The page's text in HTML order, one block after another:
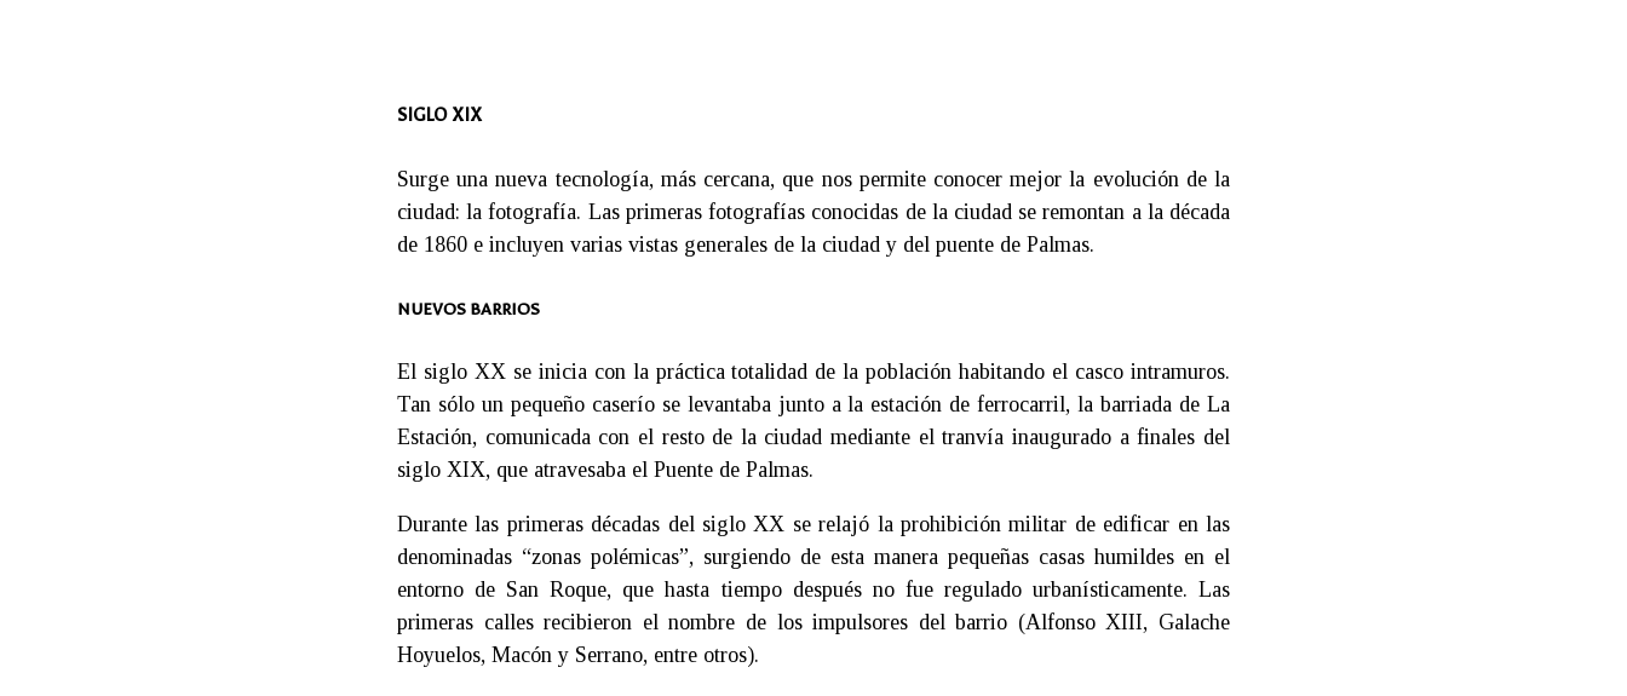
SIGLO XIX
Surge una nueva tecnología, más cercana, que nos permite conocer mejor la evolución de la
ciudad: la fotografía. Las primeras fotografías conocidas de la ciudad se remontan a la década
de 1860 e incluyen varias vistas generales de la ciudad y del puente de Palmas.
NUEVOS BARRIOS
El siglo XX se inicia con la práctica totalidad de la población habitando el casco intramuros.
Tan sólo un pequeño caserío se levantaba junto a la estación de ferrocarril, la barriada de La
Estación, comunicada con el resto de la ciudad mediante el tranvía inaugurado a finales del
siglo XIX, que atravesaba el Puente de Palmas.
Durante las primeras décadas del siglo XX se relajó la prohibición militar de edificar en las
denominadas “zonas polémicas”, surgiendo de esta manera pequeñas casas humildes en el
entorno de San Roque, que hasta tiempo después no fue regulado urbanísticamente. Las
primeras calles recibieron el nombre de los impulsores del barrio (Alfonso XIII, Galache
Hoyuelos, Macón y Serrano, entre otros).